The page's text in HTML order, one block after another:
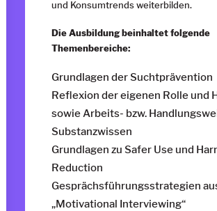
und Konsumtrends weiterbilden.
Die Ausbildung beinhaltet folgende
Themenbereiche:
Grundlagen der Suchtprävention
Reflexion der eigenen Rolle und
sowie Arbeits- bzw.
Substanzwissen
Grundlagen zu Safer Use und
Reduction
Gesprächsführungsstrategien
„Motivational Interviewing“